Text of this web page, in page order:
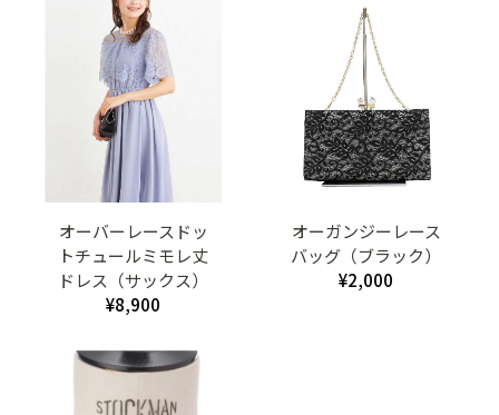
オーバーレースドッ
トチュールミモレ丈
ドレス（サックス）
¥8,900
オーガンジーレース
バッグ（ブラック）
¥2,000